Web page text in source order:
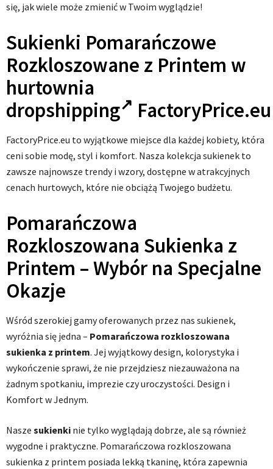
się, jak wiele może zmienić w Twoim wyglądzie!
Sukienki Pomarańczowe
Rozkloszowane z Printem w
hurtownia
dropshipping
FactoryPrice.eu
FactoryPrice.eu to wyjątkowe miejsce dla każdej kobiety, która
ceni sobie modę, styl i komfort. Nasza kolekcja sukienek to
zawsze najnowsze trendy i wzory, dostępne w atrakcyjnych
cenach hurtowych, które nie obciążą Twojego budżetu.
Pomarańczowa
Rozkloszowana Sukienka z
Printem – Wybór na Specjalne
Okazje
Wśród szerokiej gamy oferowanych przez nas sukienek,
wyróżnia się jedna – Pomarańczowa rozkloszowana
sukienka z printem. Jej wyjątkowy design, kolorystyka i
wykończenie sprawi, że nie przejdziesz niezauważona na
żadnym spotkaniu, imprezie czy uroczystości. Design i
Komfort w Jednym.
Nasze sukienki nie tylko wyglądają dobrze, ale są również
wygodne i praktyczne. Pomarańczowa rozkloszowana
sukienka z printem posiada lekką tkaninę, która zapewnia